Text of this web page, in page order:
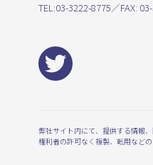
TEL:03-3222-8775／FAX:
弊社サイト内にて、提供する情報、
権利者の許可なく複製、転用など